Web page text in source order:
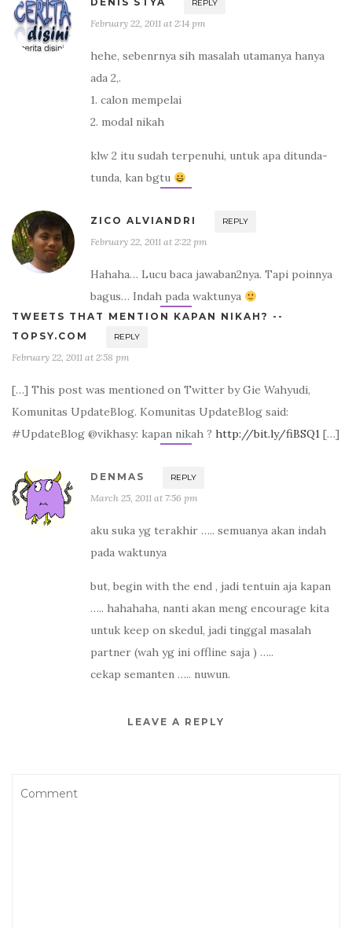
REPLY
February 22, 2011 at 2:14 pm
hehe, sebenrnya sih masalah utamanya hanya
ada 2,.
1. calon mempelai
2. modal nikah
klw 2 itu sudah terpenuhi, untuk apa ditunda-
tunda, kan bgtu
ZICO ALVIANDRI REPLY
February 22, 2011 at 2:22 pm
Hahaha… Lucu baca jawaban2nya. Tapi poinnya
bagus… Indah pada waktunya
TWEETS THAT MENTION KAPAN NIKAH? --
TOPSY.COM
REPLY
February 22, 2011 at 2:58 pm
[…] This post was mentioned on Twitter by Gie Wahyudi,
Komunitas UpdateBlog. Komunitas UpdateBlog said:
#UpdateBlog @vikhasy: kapan nikah ? http://bit.ly/fiBSQ1 […]
DENMAS REPLY
March 25, 2011 at 7:56 pm
aku suka yg terakhir ….. semuanya akan indah
pada waktunya
but, begin with the end , jadi tentuin aja kapan
….. hahahaha, nanti akan meng encourage kita
untuk keep on skedul, jadi tinggal masalah
partner (wah yg ini offline saja ) …..
cekap semanten ….. nuwun.
LEAVE A REPLY